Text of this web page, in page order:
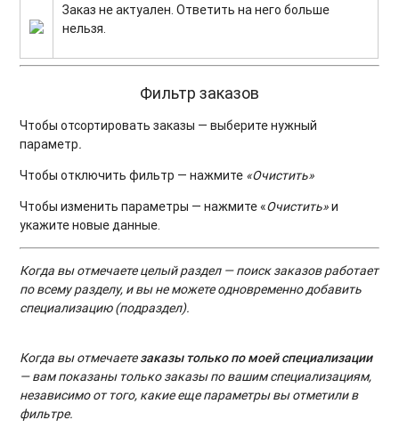
Заказ не актуален. Ответить на него больше
нельзя.
Фильтр заказов
Чтобы отсортировать заказы — выберите нужный
параметр.
Чтобы отключить фильтр — нажмите «Очистить»
Чтобы изменить параметры — нажмите «Очистить»и
укажите новые данные.
Когда вы отмечаете целый раздел — поиск заказов работает
по всему разделу, и вы не можете одновременно добавить
специализацию (подраздел).
Когда вы отмечаетезаказы только по моей специализации
— вам показаны только заказы по вашим специализациям,
независимо от того, какие еще параметры вы отметили в
фильтре.